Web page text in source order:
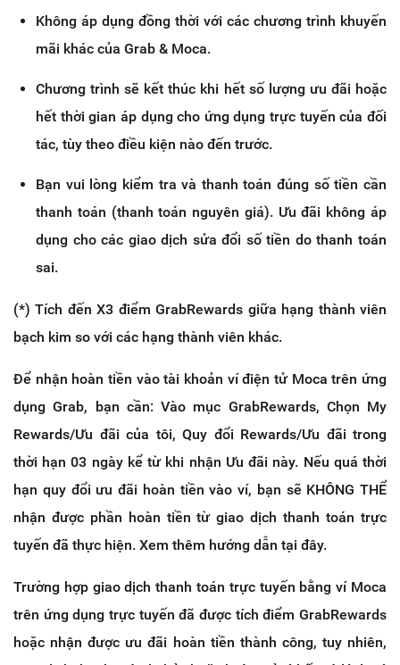
Không áp dụng đồng thời với các chương trình khuyến
mãi khác của Grab & Moca.
Chương trình sẽ kết thúc khi hết số lượng ưu đãi hoặc
hết thời gian áp dụng cho ứng dụng trực tuyến của đối
tác, tùy theo điều kiện nào đến trước.
Bạn vui lòng kiểm tra và thanh toán đúng số tiền cần
thanh toán (thanh toán nguyên giá). Ưu đãi không áp
dụng cho các giao dịch sửa đổi số tiền do thanh toán
sai.
(*) Tích đến X3 điểm GrabRewards giữa hạng thành viên
bạch kim so với các hạng thành viên khác.
Để nhận hoàn tiền vào tài khoản ví điện tử Moca trên ứng
dụng Grab, bạn cần: Vào mục GrabRewards, Chọn My
Rewards/Ưu đãi của tôi, Quy đổi Rewards/Ưu đãi trong
thời hạn 03 ngày kể từ khi nhận Ưu đãi này. Nếu quá thời
hạn quy đổi ưu đãi hoàn tiền vào ví, bạn sẽ KHÔNG THỂ
nhận được phần hoàn tiền từ giao dịch thanh toán trực
tuyến đã thực hiện. Xem thêm hướng dẫn tại đây.
Trường hợp giao dịch thanh toán trực tuyến bằng ví Moca
trên ứng dụng trực tuyến đã được tích điểm GrabRewards
hoặc nhận được ưu đãi hoàn tiền thành công, tuy nhiên,